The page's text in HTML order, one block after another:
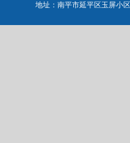
地址：南平市延平区玉屏